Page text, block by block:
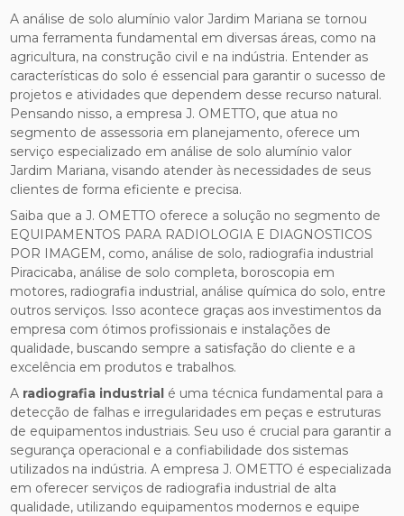
A análise de solo alumínio valor Jardim Mariana se tornou
uma ferramenta fundamental em diversas áreas, como na
agricultura, na construção civil e na indústria. Entender as
características do solo é essencial para garantir o sucesso de
projetos e atividades que dependem desse recurso natural.
Pensando nisso, a empresa J. OMETTO, que atua no
segmento de assessoria em planejamento, oferece um
serviço especializado em análise de solo alumínio valor
Jardim Mariana, visando atender às necessidades de seus
clientes de forma eficiente e precisa.
Saiba que a J. OMETTO oferece a solução no segmento de
EQUIPAMENTOS PARA RADIOLOGIA E DIAGNOSTICOS
POR IMAGEM, como, análise de solo, radiografia industrial
Piracicaba, análise de solo completa, boroscopia em
motores, radiografia industrial, análise química do solo, entre
outros serviços. Isso acontece graças aos investimentos da
empresa com ótimos profissionais e instalações de
qualidade, buscando sempre a satisfação do cliente e a
excelência em produtos e trabalhos.
A radiografia industrial é uma técnica fundamental para a
detecção de falhas e irregularidades em peças e estruturas
de equipamentos industriais. Seu uso é crucial para garantir a
segurança operacional e a confiabilidade dos sistemas
utilizados na indústria. A empresa J. OMETTO é especializada
em oferecer serviços de radiografia industrial de alta
qualidade, utilizando equipamentos modernos e equipe